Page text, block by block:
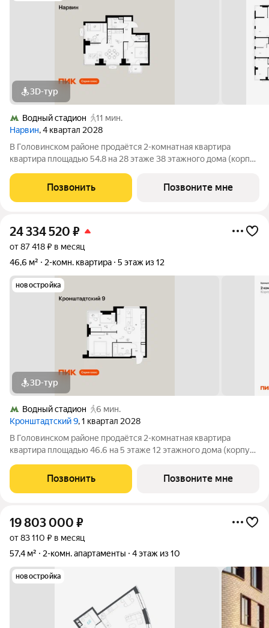
3D-тур
Водный стадион
11 мин.
Нарвин, 4 квартал 2028
В Головинском районе продаётся 2-комнатная квартира
квартира площадью 54.8 на 28 этаже 38 этажного дома (корпус
10 минут пешком до станции метро «Водный стадион» и 20
минут до МЦК «Коптево».
Позвонить Позвоните мне
24 334 520 ₽
от 87 418 ₽ в месяц
46,6 м²
2-комн. квартира 5 этаж из 12
новостройка
3D-тур
Водный стадион
6 мин.
Кронштадтский 9, 1 квартал 2028
В Головинском районе продаётся 2-комнатная квартира
квартира площадью 46.6 на 5 этаже 12 этажного дома (корпус
расположение 3 минуты пешком до станции метро «Водный
стадион». 2 минуты на
Позвонить Позвоните мне
19 803 000 ₽
от 83 110 ₽ в месяц
57,4 м²
2-комн. апартаменты 4 этаж из 10
новостройка